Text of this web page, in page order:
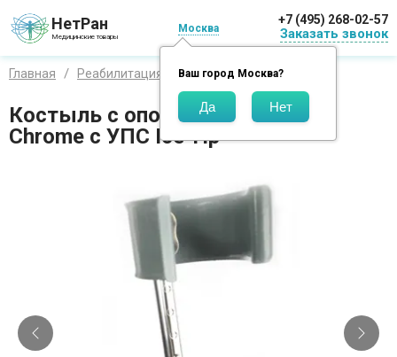
НетРан
Медицинские товары
Москва
Ваш город Москва?
+7 (495) 268-02-57
Заказать звонок
Главная Реабилитация Костыли Другие
Костыль с опорой под локоть U
Chrome c УПС Ice Tip